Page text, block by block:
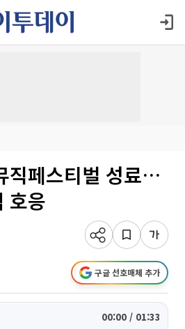
직페스티벌 성료…
호응
구글 선호매체 추가
00:00 / 01:33